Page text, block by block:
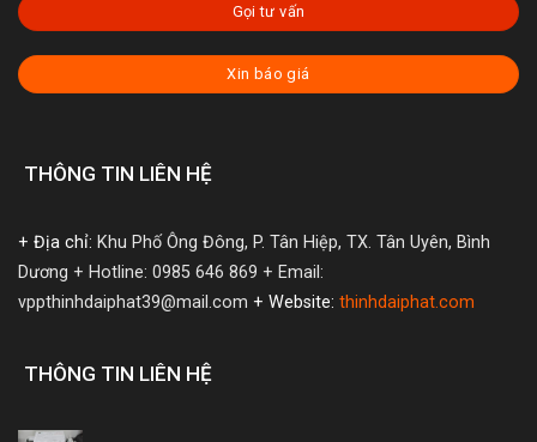
Gọi tư vấn
Xin báo giá
THÔNG TIN LIÊN HỆ
+ Địa chỉ: Khu Phố Ông Đông, P. Tân Hiệp, TX. Tân Uyên, Bình
Dương + Hotline: 0985 646 869 + Email:
vppthinhdaiphat39@mail.com + Website: thinhdaiphat.com
THÔNG TIN LIÊN HỆ